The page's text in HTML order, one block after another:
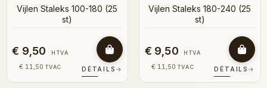
Vijlen Staleks 100-180 (25
st)
€ 9,50 HTVA
€ 11,50 TVAC DÉTAILS →
Vijlen Staleks 180-240 (25
st)
€ 9,50 HTVA
€ 11,50 TVAC DÉTAILS →